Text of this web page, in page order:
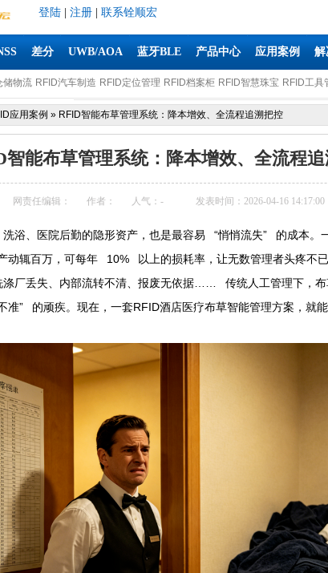
登陆 注册 联系铨顺宏
差分 UWB/AOA 蓝牙BLE 产品中心 应用案例 解
储物流 RFID汽车制造 RFID定位管理 RFID档案柜 RFID智慧珠宝 RFID工具
应用案例 » RFID智能布草管理系统：降本增效、全流程追溯把控
智能布草管理系统：降本增效、全流程
网责任编辑： 作者： 人气： - 发表时间：2026-04-16 14:17:00
浴、医院后勤的隐形资产，也是最容易 “悄悄流失” 的成本。
动辄百万，可每年 10% 以上的损耗率，让无数管理者头疼不已
厂丢失、内部流转不清、报废无依据…… 传统人工管理下，布
准” 的顽疾。现在，一套RFID酒店医疗布草智能管理方案，就